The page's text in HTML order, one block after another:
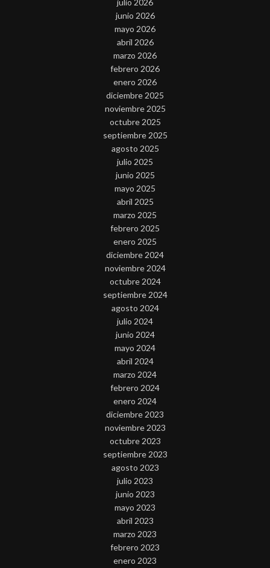
julio 2026
junio 2026
mayo 2026
abril 2026
marzo 2026
febrero 2026
enero 2026
diciembre 2025
noviembre 2025
octubre 2025
septiembre 2025
agosto 2025
julio 2025
junio 2025
mayo 2025
abril 2025
marzo 2025
febrero 2025
enero 2025
diciembre 2024
noviembre 2024
octubre 2024
septiembre 2024
agosto 2024
julio 2024
junio 2024
mayo 2024
abril 2024
marzo 2024
febrero 2024
enero 2024
diciembre 2023
noviembre 2023
octubre 2023
septiembre 2023
agosto 2023
julio 2023
junio 2023
mayo 2023
abril 2023
marzo 2023
febrero 2023
enero 2023